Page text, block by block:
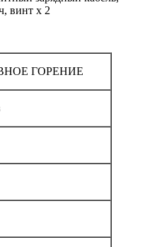
винт x 2
ГОРЕНИЕ